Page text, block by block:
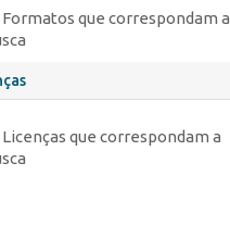
Formatos que correspondam a
Licenças que correspondam a